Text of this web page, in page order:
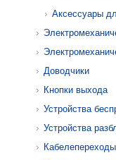
Аксессуары
Доводчики
Кнопки выхода
Устройства
Устройства
Кабелепереходы